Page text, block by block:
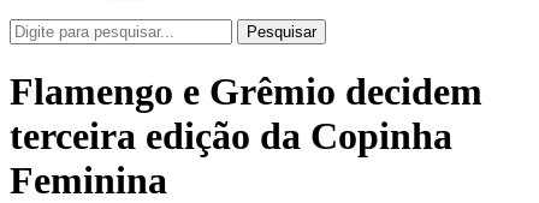
Pesquisar
Flamengo e Grêmio decidem
terceira edição da Copinha
Feminina